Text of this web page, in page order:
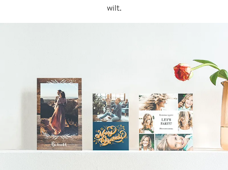
wilt.